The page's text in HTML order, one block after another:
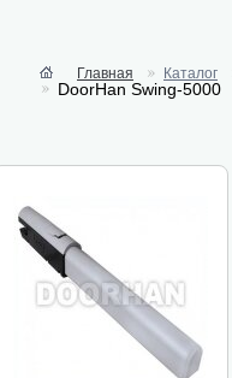
Главная Каталог
DoorHan Swing-5000